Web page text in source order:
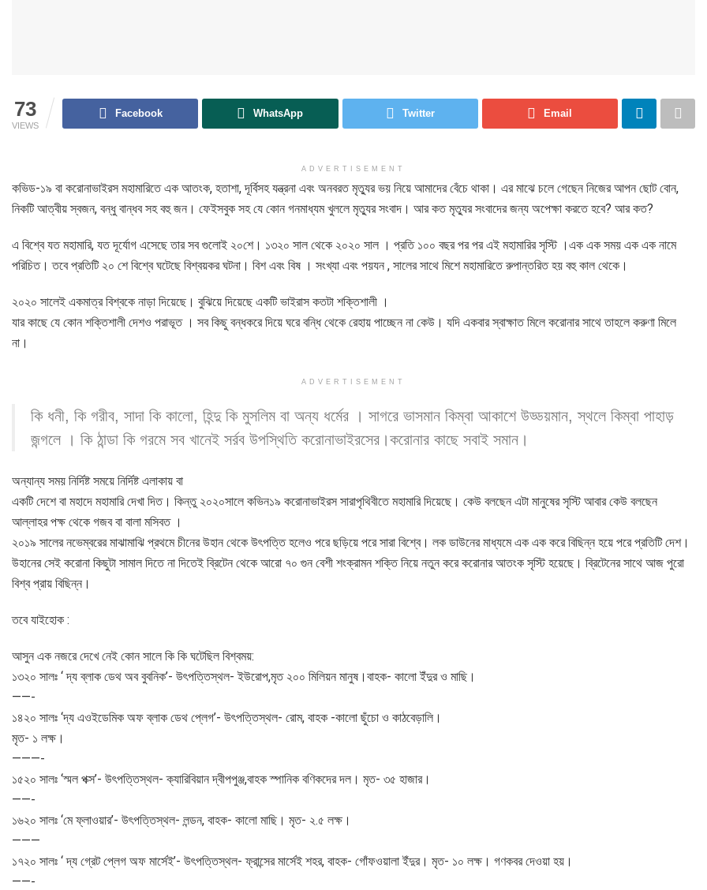
73
VIEWS
Facebook WhatsApp Twitter Email
ADVERTISEMENT
কভিড-১৯ বা করোনাভাইরস মহামারিতে এক আতংক, হতাশা, দূর্বিসহ যন্ত্রনা এবং অনবরত মৃত্যুর ভয় নিয়ে আমাদের বেঁচে থাকা। এর মাঝে চলে গেছেন নিজের আপন ছোট বোন,
নিকটি আত্বীয় স্বজন, বন্ধু বান্ধব সহ বহু জন। ফেইসবুক সহ যে কোন গনমাধ্যম খুললে মৃত্যুর সংবাদ। আর কত মৃত্যুর সংবাদের জন্য অপেক্ষা করতে হবে? আর কত?
এ বিশ্বে যত মহামারি, যত দূর্যোগ এসেছে তার সব গুলোই ২০শে। ১৩২০ সাল থেকে ২০২০ সাল । প্রতি ১০০ বছর পর পর এই মহামারির সৃস্টি ।এক এক সময় এক এক নামে
পরিচিত। তবে প্রতিটি ২০ শে বিশ্বে ঘটেছে বিশ্বয়কর ঘটনা। বিশ এবং বিষ । সংখ্যা এবং পয়যন , সালের সাথে মিশে মহামারিতে রুপান্তরিত হয় বহু কাল থেকে।
২০২০ সালেই একমাত্র বিশ্বকে নাড়া দিয়েছে। বুঝিয়ে দিয়েছে একটি ভাইরাস কতটা শক্তিশালী ।
যার কাছে যে কোন শক্তিশালী দেশও পরাভূত । সব কিছু বন্ধকরে দিয়ে ঘরে বন্ধি থেকে রেহায় পাচ্ছেন না কেউ। যদি একবার স্বাক্ষাত মিলে করোনার সাথে তাহলে করুণা মিলে
না।
ADVERTISEMENT
কি ধনী, কি গরীব, সাদা কি কালো, হিন্দু কি মুসলিম বা অন্য ধর্মের । সাগরে ভাসমান কিম্বা আকাশে উড্ডয়মান, স্থলে কিম্বা পাহাড়
জন্গলে । কি ঠান্ডা কি গরমে সব খানেই সর্রব উপস্থিতি করোনাভাইরসের।করোনার কাছে সবাই সমান।
অন্যান্য সময় নির্দিষ্ট সময়ে নির্দিষ্ট এলাকায় বা
একটি দেশে বা মহাদে মহামারি দেখা দিত। কিন্তু ২০২০সালে কভিন১৯ করোনাভাইরস সারাপৃথিবীতে মহামারি দিয়েছে। কেউ বলছেন এটা মানুষের সৃস্টি আবার কেউ বলছেন
আল্লাহর পক্ষ থেকে গজব বা বালা মসিবত ।
২০১৯ সালের নভেম্বরের মাঝামাঝি প্রথমে চীনের উহান থেকে উৎপত্তি হলেও পরে ছড়িয়ে পরে সারা বিশ্বে। লক ডাউনের মাধ্যমে এক এক করে বিছিন্ন হয়ে পরে প্রতিটি দেশ।
উহানের সেই করোনা কিছুটা সামাল দিতে না দিতেই ব্রিটেন থেকে আরো ৭০ গুন বেশী শংক্রামন শক্তি নিয়ে নতুন করে করোনার আতংক সৃস্টি হয়েছে। ব্রিটেনের সাথে আজ পুরো
বিশ্ব প্রায় বিছিন্ন।
তবে যাইহোক :
আসুন এক নজরে দেখে নেই কোন সালে কি কি ঘটেছিল বিশ্বময়:
১৩২০ সালঃ ‘ দ্য ব্লাক ডেথ অব বুবনিক’- উৎপত্তিস্থল- ইউরোপ,মৃত ২০০ মিলিয়ন মানুষ।বাহক- কালো ইঁদুর ও মাছি।
——-
১৪২০ সালঃ ‘দ্য এওইডেমিক অফ ব্লাক ডেথ প্লেগ’- উৎপত্তিস্থল- রোম, বাহক -কালো ছুঁচো ও কাঠবেড়ালি।
মৃত- ১ লক্ষ।
———-
১৫২০ সালঃ ‘স্মল পক্স’- উৎপত্তিস্থল- ক্যারিবিয়ান দ্বীপপুঞ্জ,বাহক স্পানিক বণিকদের দল। মৃত- ৩৫ হাজার।
——-
১৬২০ সালঃ ‘মে ফ্লাওয়ার’- উৎপত্তিস্থল- লন্ডন, বাহক- কালো মাছি। মৃত- ২.৫ লক্ষ।
———
১৭২০ সালঃ ‘ দ্য গ্রেট প্লেগ অফ মার্সেই’- উৎপত্তিস্থল- ফ্রান্সের মার্সেই শহর, বাহক- গোঁফওয়ালা ইঁদুর। মৃত- ১০ লক্ষ। গণকবর দেওয়া হয়।
——-